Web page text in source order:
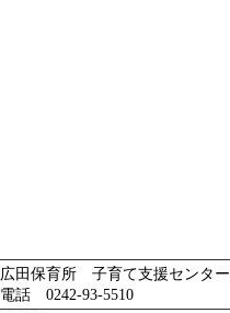
広田保育所 子育て支援センター
電話 0242-93-5510